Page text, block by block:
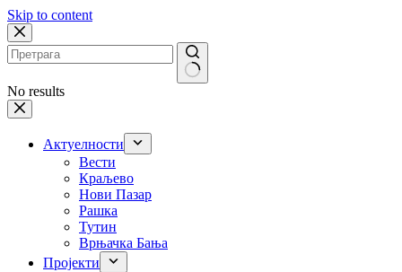
Skip to content
No results
Актуелности
Вести
Краљево
Нови Пазар
Рашка
Тутин
Врњачка Бања
Пројекти